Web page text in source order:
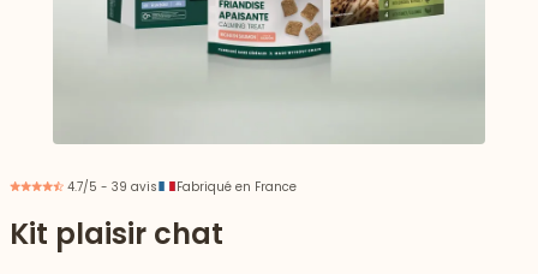
4.7/5 - 39 avis Fabriqué en France
Kit plaisir chat